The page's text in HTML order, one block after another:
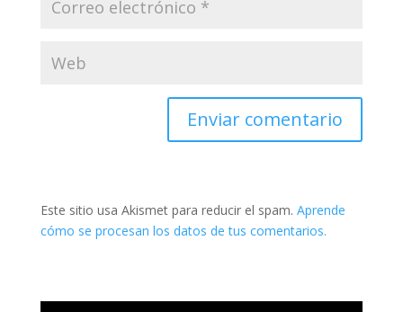
Este sitio usa Akismet para reducir el spam. Aprende
cómo se procesan los datos de tus comentarios.